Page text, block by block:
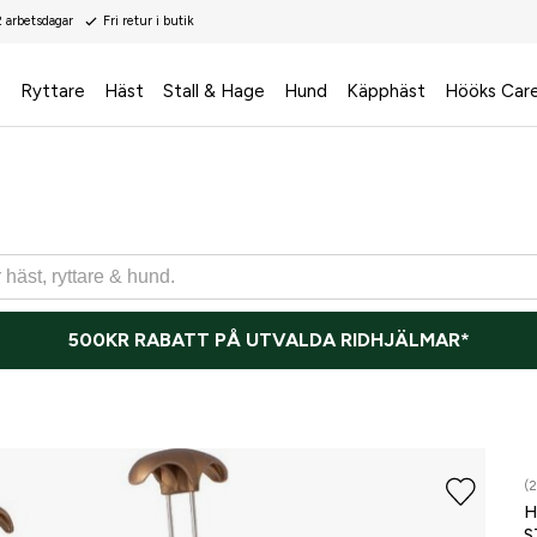
Fri retur i butik
Ryttare Häst Stall & Hage Hund Käpphäst Hööks
500KR RABATT PÅ UTVALDA RIDHJÄLMAR*